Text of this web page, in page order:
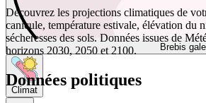
Brebis
Climat
Découvrez les projections climatiques de
canicule, température estivale, élévation du
sécheresses des sols. Données issues de
horizons 2030, 2050 et 2100.
Données politiques